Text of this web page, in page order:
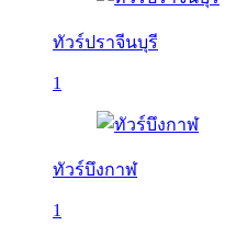
ทัวร์ปราจีนบุรี
1
ทัวร์บึงกาฬ
1